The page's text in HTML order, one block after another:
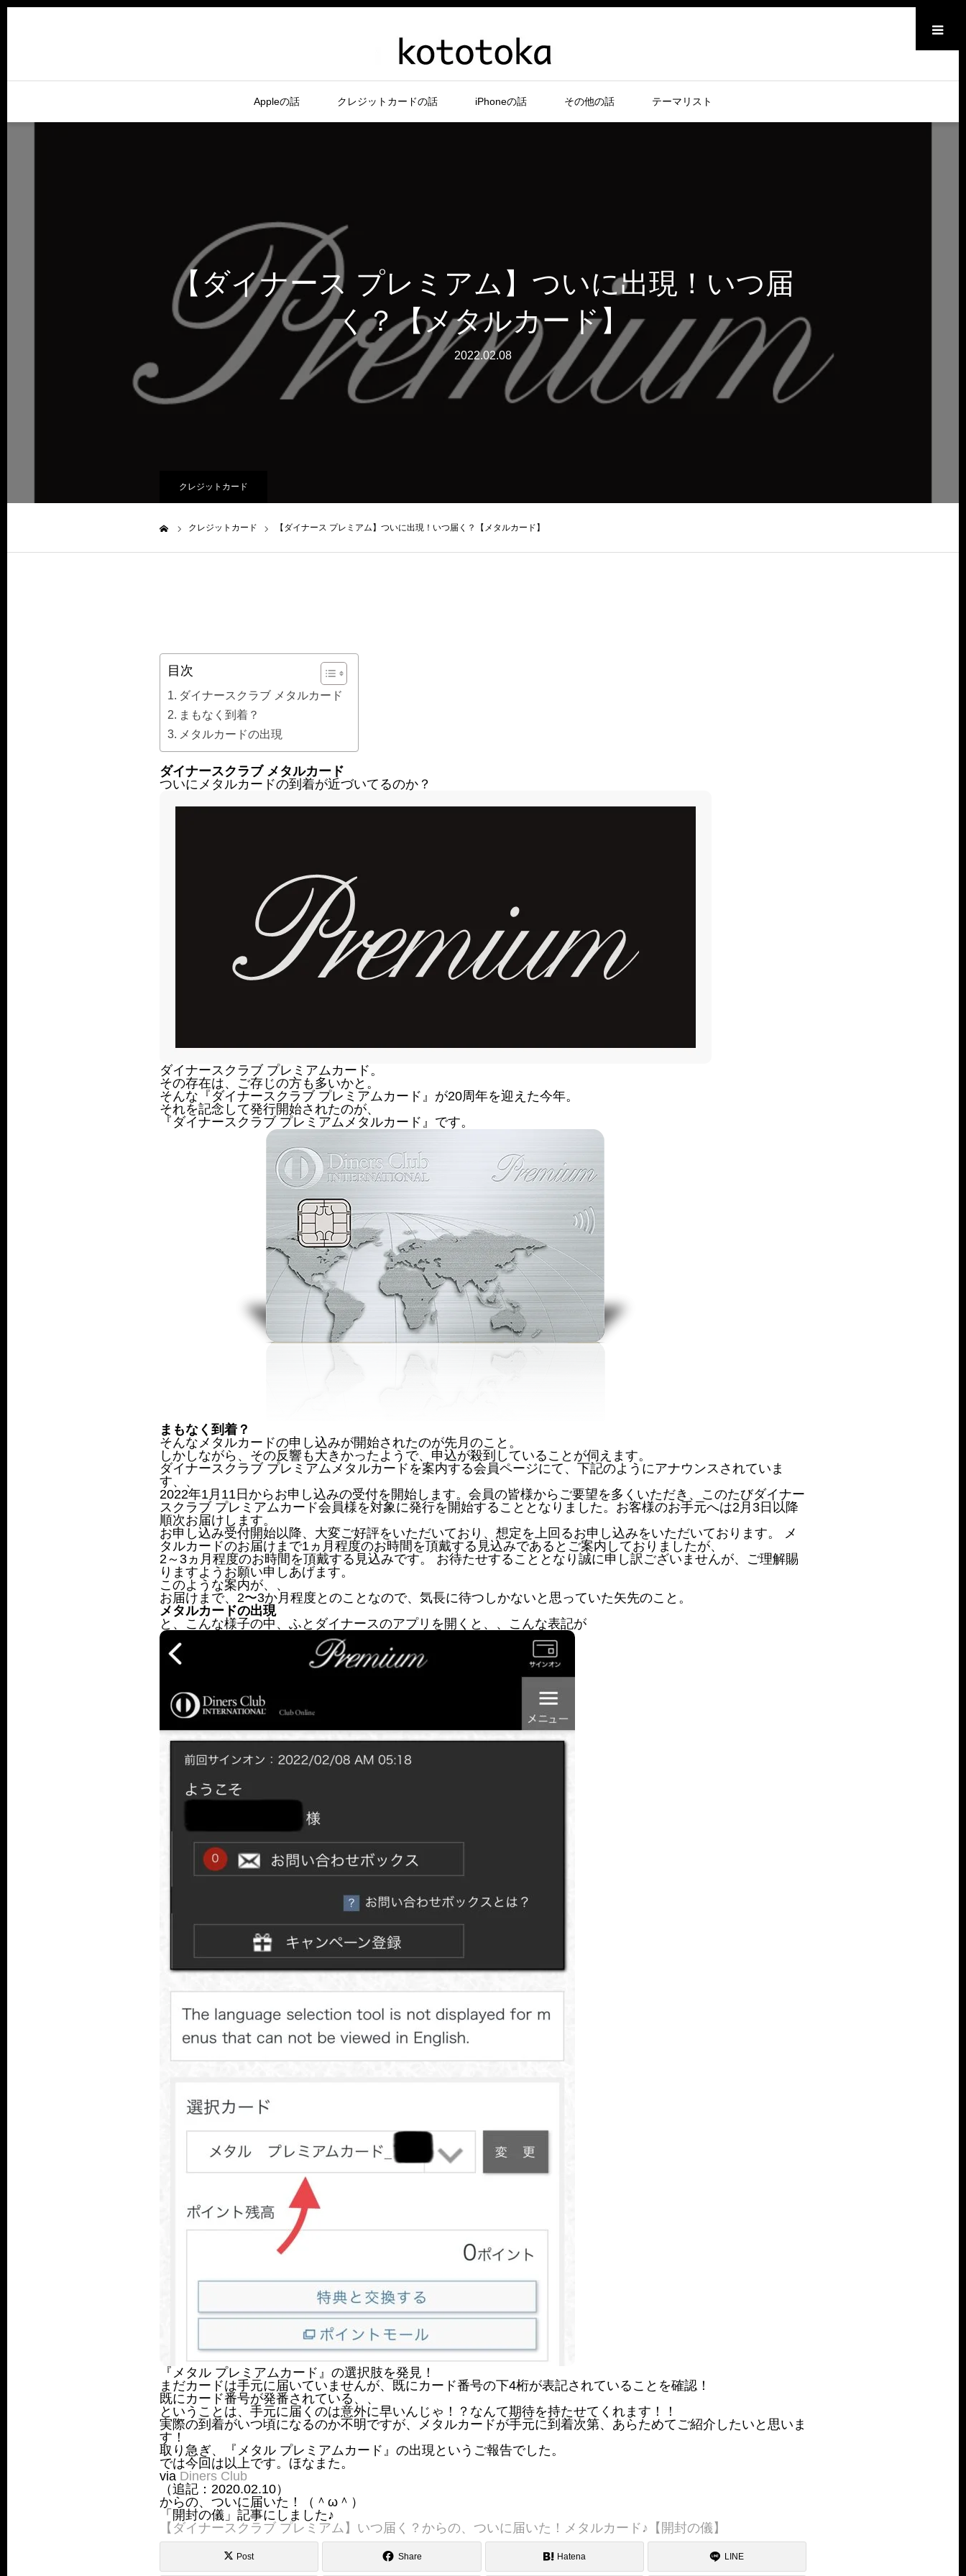
Appleの話 クレジットカードの話 iPhoneの話 その他の話 テーマリスト
【ダイナース プレミアム】ついに出現！いつ届
く？【メタルカード】
2022.02.08
クレジットカード
クレジットカード 【ダイナース プレミアム】ついに出現！いつ届く？【メタルカード】
目次
ダイナースクラブ メタルカード
まもなく到着？
メタルカードの出現
ダイナースクラブ メタルカード
ついにメタルカードの到着が近づいてるのか？
ダイナースクラブ プレミアムカード。
その存在は、ご存じの方も多いかと。
そんな『ダイナースクラブ プレミアムカード』が20周年を迎えた今年。
それを記念して発行開始されたのが、
『ダイナースクラブ プレミアムメタルカード』です。
まもなく 到着？
そんなメタルカードの申し込みが開始されたのが先月のこと。
しかしながら、その反響も大きかったようで、申込が殺到していることが伺えます。
ダイナースクラブ プレミアムメタルカードを案内する会員ページにて、下記のようにアナウンスされていま
す、、
2022年1月11日からお申し込みの受付を開始します。会員の皆様からご要望を多くいただき、このたびダイナー
スクラブ プレミアムカード会員様を対象に発行を開始することとなりました。お客様のお手元へは2月3日以降
順次お届けします。
お申し込み受付開始以降、大変ご好評をいただいており、想定を上回るお申し込みをいただいております。 メ
タルカードのお届けまで1ヵ月程度のお時間を頂戴する見込みであるとご案内しておりましたが、
2～3ヵ月程度のお時間を頂戴する見込みです。 お待たせすることとなり誠に申し訳ございませんが、ご理解賜
りますようお願い申しあげます。
このような案内が、、
お届けまで、2〜3か月程度とのことなので、気長に待つしかないと思っていた矢先のこと。
メタルカードの出現
と、こんな様子の中、ふとダイナースのアプリを開くと、、こんな表記が
『メタル プレミアムカード』の選択肢を発見！
まだカードは手元に届いていませんが、既にカード番号の下4桁が表記されていることを確認！
既にカード番号が発番されている、、
ということは、手元に届くのは意外に早いんじゃ！？なんて期待を持たせてくれます！！
実際の到着がいつ頃になるのか不明ですが、メタルカードが手元に到着次第、あらためてご紹介したいと思いま
す！
取り急ぎ、『メタル プレミアムカード』の出現というご報告でした。
では今回は以上です。ほなまた。
via Diners Club
（追記：2020.02.10）
からの、ついに届いた！（＾ω＾）
「開封の儀」記事にしました♪
【ダイナースクラブ プレミアム】いつ届く？からの、ついに届いた！メタルカード♪【開封の儀】
Post Share Hatena LINE